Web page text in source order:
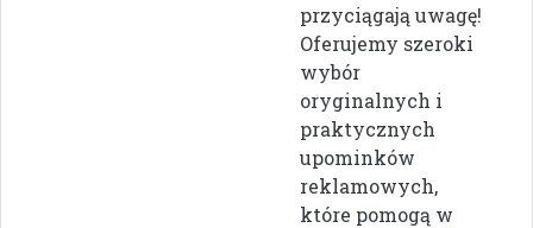
przyciągają uwagę!
Oferujemy szeroki
wybór
oryginalnych i
praktycznych
upominków
reklamowych,
które pomogą w